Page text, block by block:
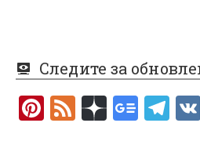
Следите за
Pi F